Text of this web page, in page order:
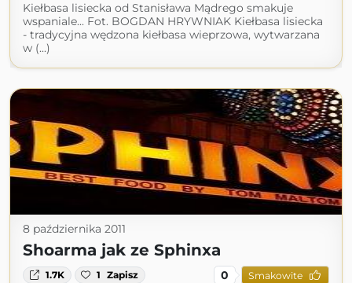
Kiełbasa lisiecka od Stanisława Mądrego smakuje
wspaniale... Fot. BOGDAN HRYWNIAK Kiełbasa lisiecka
- tradycyjna wędzona kiełbasa wieprzowa, wytwarzana
w (...)
8 października 2011
Shoarma jak ze Sphinxa
1.7K 1 Zapisz 0 Smakowite